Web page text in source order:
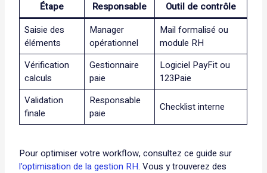
Étape Responsable
Outil de contrôle
Saisie des
éléments
Manager
opérationnel
Mail formalisé ou
module RH
Vérification
calculs
Gestionnaire
paie
Logiciel PayFit ou
123Paie
Validation
finale
Responsable
paie
Checklist interne
Pour optimiser votre workflow, consultez ce guide sur
l’optimisation de la gestion RH. Vous y trouverez des